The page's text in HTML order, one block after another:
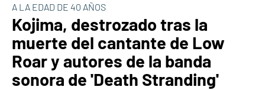
A LA EDAD DE 40 AÑOS
Kojima, destrozado tras la
muerte del cantante de Low
Roar y autores de la banda
sonora de 'Death Stranding'